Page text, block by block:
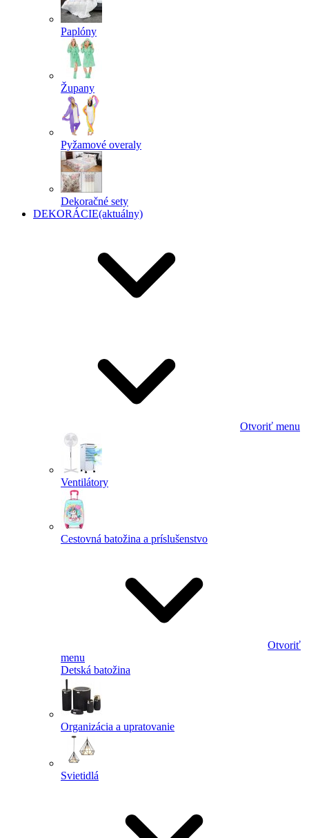
Paplóny
Župany
Pyžamové overaly
Dekoračné sety
DEKORÁCIE(aktuálny)
Otvoriť menu
Ventilátory
Cestovná batožina a príslušenstvo
Otvoriť
menu
Detská batožina
Organizácia a upratovanie
Svietidlá